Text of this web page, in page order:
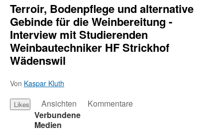
Terroir, Bodenpflege und alternative
Gebinde für die Weinbereitung -
Interview mit Studierenden
Weinbautechniker HF Strickhof
Wädenswil
Von Kaspar Kluth
Likes Ansichten
Kommentare
Verbundene
Medien